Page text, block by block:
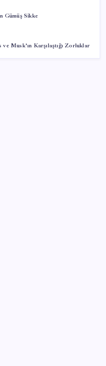
Gümüş Sikke
Musk’ın Karşılaştığı Zorluklar